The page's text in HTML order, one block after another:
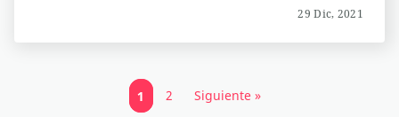
29 Dic, 2021
1 2 Siguiente »